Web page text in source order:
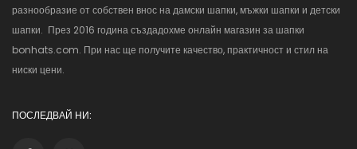
разнообразие от собствен внос на дамски шапки, мъжки шапки и детски
шапки. През 2016 година създадохме онлайн магазин за шапки
bonhats.com. При нас ще получите качество, практичност и стил на
ниски цени.
ПОСЛЕДВАЙ НИ: